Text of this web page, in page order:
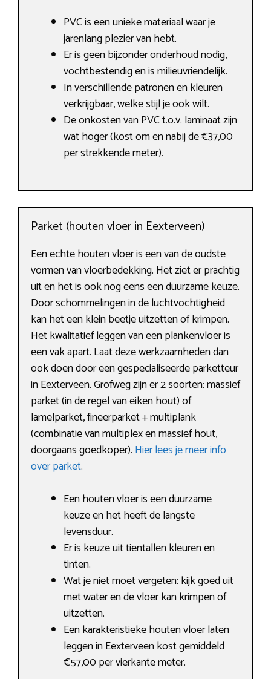
PVC is een unieke materiaal waar je
jarenlang plezier van hebt.
Er is geen bijzonder onderhoud nodig,
vochtbestendig en is milieuvriendelijk.
In verschillende patronen en kleuren
verkrijgbaar, welke stijl je ook wilt.
De onkosten van PVC t.o.v. laminaat zijn
wat hoger (kost om en nabij de €37,00
per strekkende meter).
Parket (houten vloer in Eexterveen)
Een echte houten vloer is een van de oudste
vormen van vloerbedekking. Het ziet er prachtig
uit en het is ook nog eens een duurzame keuze.
Door schommelingen in de luchtvochtigheid
kan het een klein beetje uitzetten of krimpen.
Het kwalitatief leggen van een plankenvloer is
een vak apart. Laat deze werkzaamheden dan
ook doen door een gespecialiseerde parketteur
in Eexterveen. Grofweg zijn er 2 soorten: massief
parket (in de regel van eiken hout) of
lamelparket, fineerparket + multiplank
(combinatie van multiplex en massief hout,
doorgaans goedkoper). Hier lees je meer info
over parket.
Een houten vloer is een duurzame
keuze en het heeft de langste
levensduur.
Er is keuze uit tientallen kleuren en
tinten.
Wat je niet moet vergeten: kijk goed uit
met water en de vloer kan krimpen of
uitzetten.
Een karakteristieke houten vloer laten
leggen in Eexterveen kost gemiddeld
€57,00 per vierkante meter.